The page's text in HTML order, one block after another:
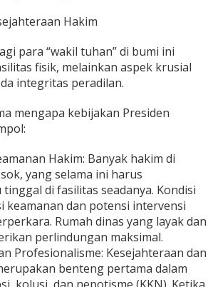
Hakim
para “wakil tuhan” di bumi ini
fisik, melainkan aspek krusial
integritas peradilan.
mengapa kebijakan Presiden
Hakim: Banyak hakim di
yang selama ini harus
di fasilitas seadanya. Kondisi
keamanan dan potensi intervensi
Rumah dinas yang layak dan
perlindungan maksimal.
Profesionalisme: Kesejahteraan dan
benteng pertama dalam